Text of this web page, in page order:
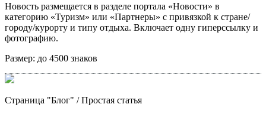
Новость размещается в разделе портала «Новости» в
категорию «Туризм» или «Партнеры» с привязкой к стране/
городу/курорту и типу отдыха. Включает одну гиперссылку и
фотографию.
Размер: до 4500 знаков
Страница "Блог" / Простая статья